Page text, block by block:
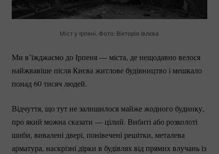
Міст у Ірпені. Фото: Вікторія Івлєва
Ми в’їжджаємо до Ірпеня — міста, де нещодавно велося
найжвавіше після Києва житлове будівництво і мешкало
понад 60 тисяч людей.
Відчуття, що тут не залишилося майже жодного будинку,
про який можна сказати — цілий. Вибиті або розколоті
шиби, вивалені двері, понівечені решітки, металева
арматура, наскрізні дірки в будівлях від прямих влучань із